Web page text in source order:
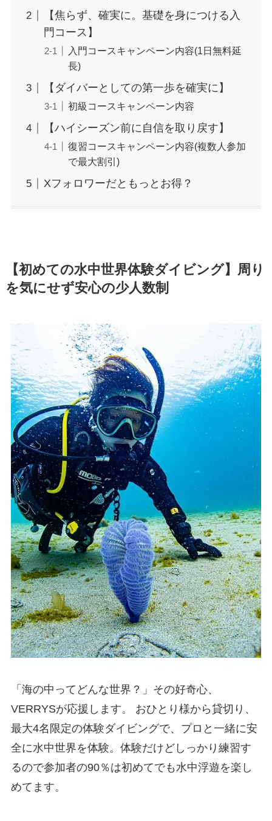
【焦らず、確実に。基礎を身につける入
門コース】
入門コースキャンペーン内容(1日無料延
長)
【ダイバーとしての第一歩を確実に】
初級コースキャンペーン内容
【ハイシーズン前に自信を取り戻す】
復習コースキャンペーン内容(複数人参加
で最大割引)
Xフォロワーだともっとお得？
【初めての水中世界体験ダイビング】周り
を気にせず安心の少人数制
「海の中ってどんな世界？」その好奇心、
VERRYSが応援します。 おひとり様から貸切り、
最大4名限定の体験ダイビングで、プロと一緒に安
全に水中世界を体験。体験だけどしっかり練習す
るので参加者の90％は初めてでも水中浮遊を楽し
めてます。